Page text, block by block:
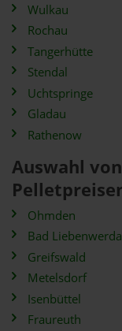
Wulkau
Rochau
Tangerhütte
Stendal
Uchtspringe
Gladau
Rathenow
Auswahl
Ohmden
Bad Liebenwerda
Greifswald
Metelsdorf
Isenbüttel
Fraureuth